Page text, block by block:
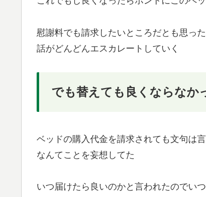
慰謝料でも請求したいところだとも思った
話がどんどんエスカレートしていく
でも替えても良くならなか
ベッドの購入代金を請求されても文句は
なんてことを妄想してた
いつ届けたら良いのかと言われたのでい